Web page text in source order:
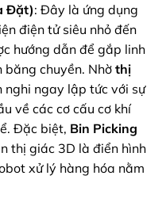
Đặt): Đây là ứng dụng
điện tử siêu nhỏ đến
hướng dẫn để gắp linh
băng chuyền. Nhờ thị
nghi ngay lập tức với sự
về các cơ cấu cơ khí
Đặc biệt, Bin Picking
thị giác 3D là điển hình
xử lý hàng hóa nằm